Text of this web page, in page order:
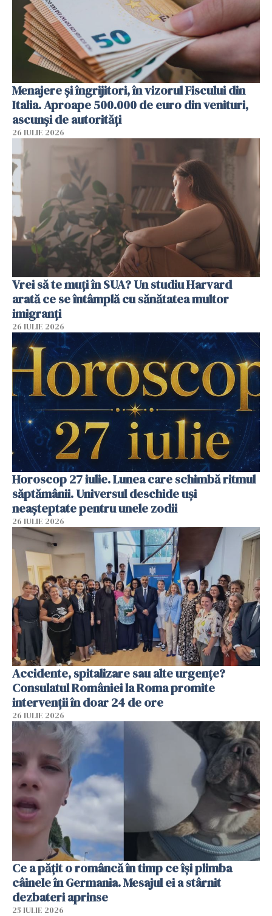
Menajere și îngrijitori, în vizorul Fiscului din
Italia. Aproape 500.000 de euro din venituri,
ascunși de autorități
26 IULIE 2026
Vrei să te muți în SUA? Un studiu Harvard
arată ce se întâmplă cu sănătatea multor
imigranți
26 IULIE 2026
Horoscop 27 iulie. Lunea care schimbă ritmul
săptămânii. Universul deschide uși
neașteptate pentru unele zodii
26 IULIE 2026
Accidente, spitalizare sau alte urgențe?
Consulatul României la Roma promite
intervenții în doar 24 de ore
26 IULIE 2026
Ce a pățit o româncă în timp ce își plimba
câinele în Germania. Mesajul ei a stârnit
dezbateri aprinse
25 IULIE 2026